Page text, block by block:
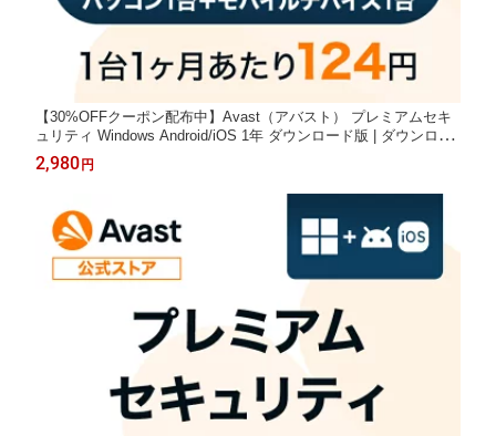
【30%OFFクーポン配布中】Avast（アバスト） プレミアムセキ
ュリティ Windows Android/iOS 1年 ダウンロード版 | ダウンロー
ド セキュリティソフト ウイルスソフト 送料無料 パソコン スマホ
アンチウイルス ウイルス対策 ウイルスソフト セキュリティ 個人
2,980 円